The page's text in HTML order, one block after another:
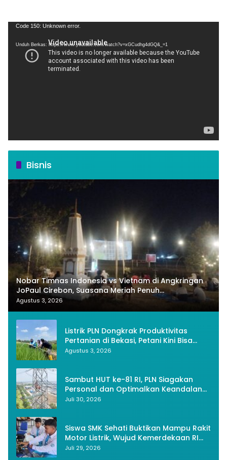
Pemutar
Code 150: Unknown error.
Unduh Berkas: https://www.youtube.com/watch?v=xGCudhg4dGQ&_=1
Bisnis
Nobar Timnas Indonesia vs Vietnam di Angkringan
JoPaul Cirebon, Suasana Meriah Penuh
Nasionalisme
Agustus 3, 2026
Listrik PLN Dongkrak Produktivitas
Pertanian di Bekasi, Petani Kini Bisa
Panen Tiga Kali Setahun
Agustus 3, 2026
Sambut HUT ke-81 RI, PLN Siagakan
Personal dan Optimalkan Keandalan
Instalasi Transmisi
Juli 30, 2026
Siswa SMK Sehati Buktikan Mampu Rakit
Motor Listrik, Wujud Kemerdekaan RI
Melalui Inovasi dan Kemandirian
Juli 29, 2026